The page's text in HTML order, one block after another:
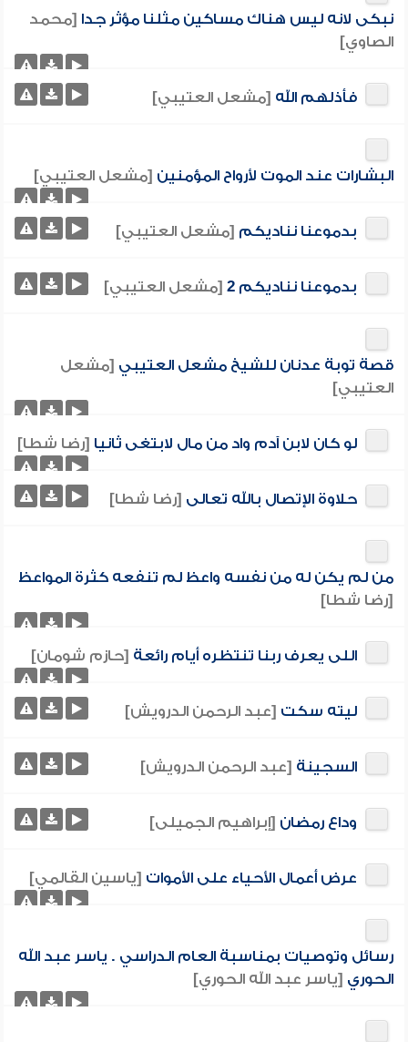
نبكى لانه ليس هناك مساكين مثلنا مؤثر جدا [محمد
الصاوي]
فأذلهم الله [مشعل العتيبي]
البشارات عند الموت لأرواح المؤمنين [مشعل العتيبي]
بدموعنا نناديكم [مشعل العتيبي]
بدموعنا نناديكم 2 [مشعل العتيبي]
قصة توبة عدنان للشيخ مشعل العتيبي [مشعل
العتيبي]
لو كان لابن آدم واد من مال لابتغى ثانيا [رضا شطا]
حلاوة الإتصال بالله تعالى [رضا شطا]
من لم يكن له من نفسه واعظ لم تنفعه كثرة المواعظ
[رضا شطا]
اللى يعرف ربنا تنتظره أيام رائعة [حازم شومان]
ليته سكت [عبد الرحمن الدرويش]
السجينة [عبد الرحمن الدرويش]
وداع رمضان [إبراهيم الجميلى]
عرض أعمال الأحياء على الأموات [ياسين القالمي]
رسائل وتوصيات بمناسبة العام الدراسي . ياسر عبد الله
الحوري [ياسر عبد الله الحوري]